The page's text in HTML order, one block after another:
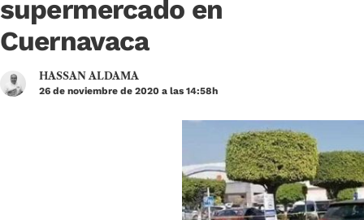
supermercado en
Cuernavaca
HASSAN ALDAMA
26 de noviembre de 2020 a las 14:58h